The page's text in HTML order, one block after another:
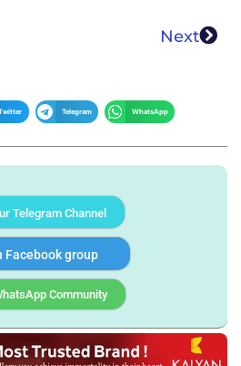
Next
Telegram WhatsApp
Telegram Channel
Facebook group
Community